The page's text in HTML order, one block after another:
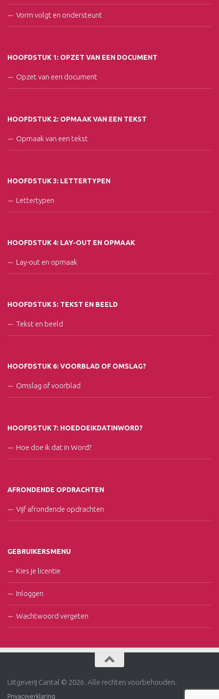
Vorm volgt en ondersteunt
HOOFDSTUK 1: OPZET VAN EEN DOCUMENT
Opzet van een document
HOOFDSTUK 2: OPMAAK VAN EEN TEKST
Opmaak van een tekst
HOOFDSTUK 3: LETTERTYPEN
Lettertypen
HOOFDSTUK 4: LAY-OUT EN OPMAAK
Lay-out en opmaak
HOOFDSTUK 5: TEKST EN BEELD
Tekst en beeld
HOOFDSTUK 6: VOORBLAD OF OMSLAG?
Omslag of voorblad
HOOFDSTUK 7: HOEDOEIKDATINWORD?
Hoe doe ik dat in Word?
AFRONDENDE OPDRACHTEN
Vijf afrondende opdrachten
GEBRUIKERSMENU
Kies je licentie
Inloggen
Wachtwoord vergeten
Uitgeverij Cantal © 2026. Alle rechten voorbehouden.
Privacyverklaring